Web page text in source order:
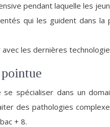
pendant laquelle les
qui les guident dans
avec les dernières
spécialiser dans un
des pathologies
+ 8.